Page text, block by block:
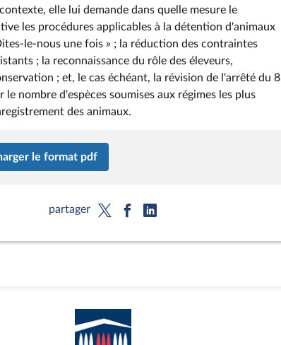
elle lui demande dans quelle mesure le
les procédures applicables à la détention d'animaux
le-nous une fois » ; la réduction des contraintes
; la reconnaissance du rôle des éleveurs,
; et, le cas échéant, la révision de l'arrêté du 8
nombre d'espèces soumises aux régimes les plus
des animaux.
le format pdf
partager